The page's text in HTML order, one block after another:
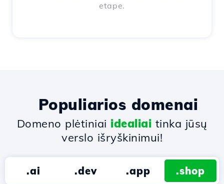
etape.
Populiarios domenai
Domeno plėtiniai idealiai tinka jūsų
verslo išryškinimui!
.ai .dev .app .shop